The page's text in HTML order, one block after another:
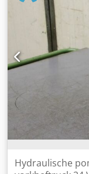
Hydraulische